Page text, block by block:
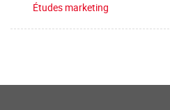
Études marketing